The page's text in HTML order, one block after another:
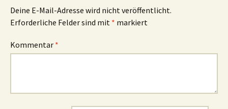
Deine E-Mail-Adresse wird nicht veröffentlicht.
Erforderliche Felder sind mit * markiert
Kommentar *